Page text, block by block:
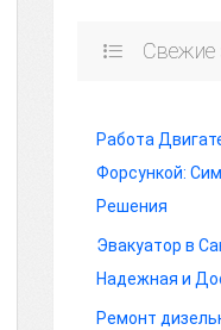
Свежие
Работа
Форсункой:
Решения
Эвакуатор в
Надежная и
Ремонт